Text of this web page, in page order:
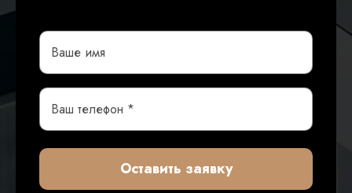
Оставить заявку